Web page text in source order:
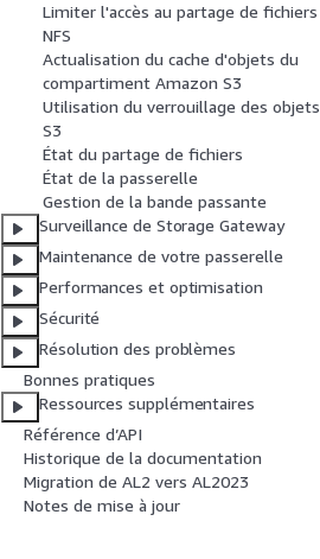
Limiter l'accès au partage de fichiers
NFS
Actualisation du cache d'objets du
compartiment Amazon S3
Utilisation du verrouillage des objets
S3
État du partage de fichiers
État de la passerelle
Gestion de la bande passante
Surveillance de Storage Gateway
Maintenance de votre passerelle
Performances et optimisation
Sécurité
Résolution des problèmes
Bonnes pratiques
Ressources supplémentaires
Référence d’API
Historique de la documentation
Migration de AL2 vers AL2023
Notes de mise à jour